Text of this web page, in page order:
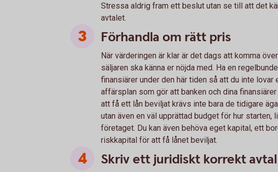
Stressa aldrig fram ett beslut utan se till att det
avtalet.
Förhandla om rätt pris
När värderingen är klar är det dags att komma
säljaren ska känna er nöjda med. Ha en
finansiärer under den här tiden så att du inte lovar
affärsplan som gör att banken och dina
att få ett lån beviljat krävs inte bara de tidigare
utan även en väl upprättad budget för hur
företaget. Du kan även behöva eget kapital, ett
riskkapital för att få lånet beviljat.
Skriv ett juridiskt korrekt avtal